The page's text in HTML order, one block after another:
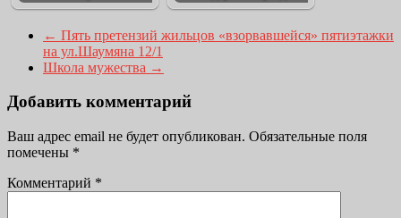
← Пять претензий жильцов «взорвавшейся» пятиэтажки
на ул.Шаумяна 12/1
Школа мужества →
Добавить комментарий
Ваш адрес email не будет опубликован. Обязательные поля
помечены *
Комментарий *